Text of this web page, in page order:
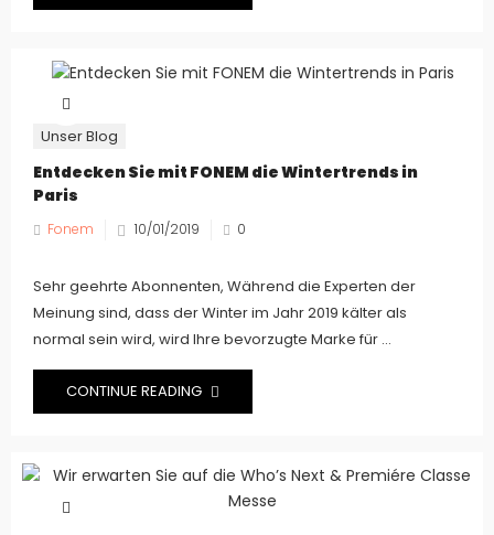
Unser Blog
Entdecken Sie mit FONEM die Wintertrends in
Paris
Fonem 10/01/2019 0
Sehr geehrte Abonnenten, Während die Experten der
Meinung sind, dass der Winter im Jahr 2019 kälter als
normal sein wird, wird Ihre bevorzugte Marke für ...
CONTINUE READING